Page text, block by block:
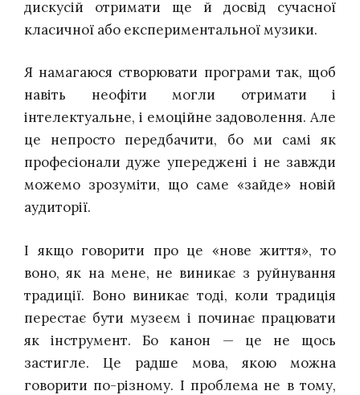
дискусій отримати ще й досвід сучасної
класичної або експериментальної музики.
Я намагаюся створювати програми так, щоб
навіть неофіти могли отримати і
інтелектуальне, і емоційне задоволення. Але
це непросто передбачити, бо ми самі як
професіонали дуже упереджені і не завжди
можемо зрозуміти, що саме «зайде» новій
аудиторії.
І якщо говорити про це «нове життя», то
воно, як на мене, не виникає з руйнування
традиції. Воно виникає тоді, коли традиція
перестає бути музеєм і починає працювати
як інструмент. Бо канон — це не щось
застигле. Це радше мова, якою можна
говорити по-різному. І проблема не в тому,